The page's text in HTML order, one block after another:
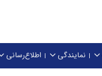
نمایندگی اطلاع‌رسانی